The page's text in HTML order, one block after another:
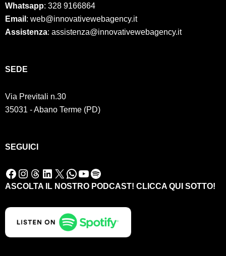
Whatsapp: 328 9166864
Email : web@innovativewebagency.it
Assistenza: assistenza@innovativewebagency.it
SED E
Via Previtali n.30
35031 - Abano Terme (PD)
SEGUICI
Facebook Instagram Threads LinkedIn X WhatsApp YouTube Spotify
ASCOLTA IL NOSTRO PODCAST! CLICCA QUI SOTTO!